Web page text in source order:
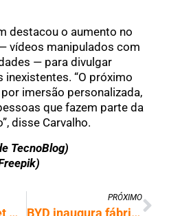
destacou o aumento no
vídeos manipulados com
— para divulgar
“O próximo
imersão personalizada,
que fazem parte da
disse Carvalho.
TecnoBlog)
Preço da internet móvel sobe 12% e custa em média R$ 6,19 por GB
PRÓXIMO
BYD inaugura fábrica e quer produzir 600 mil veículos por ano no Brasil